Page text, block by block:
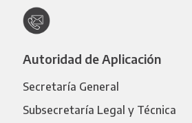
Autoridad de Aplicación
Secretaría General
Subsecretaría Legal y Técnica